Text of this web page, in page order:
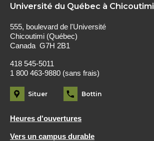
Université du Québec à Chicoutimi
555, boulevard de l'Université
Chicoutimi (Québec)
Canada G7H 2B1
418 545-5011
1 800 463-9880 (sans frais)
Situer Bottin
Heures d'ouvertures
Vers un campus durable